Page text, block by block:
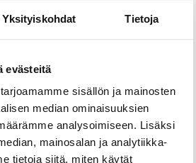
Yksityiskohdat Tietoja
evästeitä
sisällön ja mainosten
median ominaisuuksien
analysoimiseen. Lisäksi
mainosalan ja analytiikka-
tietoja siitä, miten käytät
on nyt otettu käyttöön,
hienot puitteet
tauon pitämiseen ulkoilun